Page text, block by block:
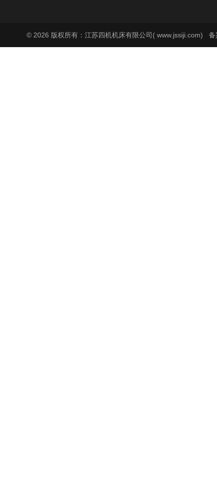
© 2026 版权所有：江苏四机机床有限公司( www.jssiji.com) 备